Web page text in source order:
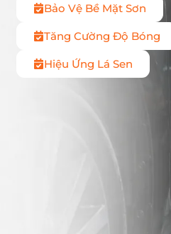
Bảo Vệ Bề Mặt Sơn
Tăng Cường Độ Bóng
Hiệu Ứng Lá Sen